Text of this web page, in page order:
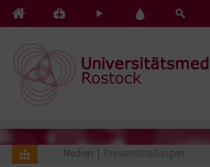
Kontakt
Notfälle
Pflege
Herz
Blut
Medien Pressemitteilungen